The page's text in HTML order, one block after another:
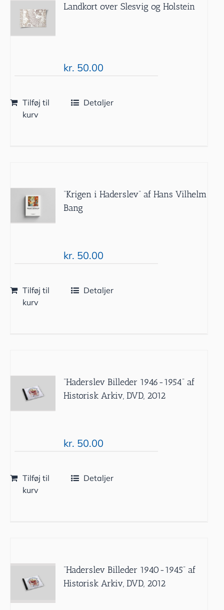
Landkort over Slesvig og Holstein
kr. 50.00
Tilføj til
kurv
Detaljer
“Krigen i Haderslev” af Hans Vilhelm
Bang
kr. 50.00
Tilføj til
kurv
Detaljer
”Haderslev Billeder 1946-1954” af
Historisk Arkiv, DVD, 2012
kr. 50.00
Tilføj til
kurv
Detaljer
”Haderslev Billeder 1940-1945” af
Historisk Arkiv, DVD, 2012